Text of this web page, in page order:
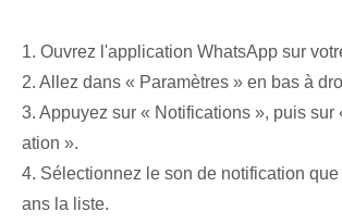
1. Ouvrez l'application WhatsApp sur
2. Allez dans « Paramètres » en bas à
3. Appuyez sur « Notifications », puis sur
ation ».
4. Sélectionnez le son de notification que
ans la liste.